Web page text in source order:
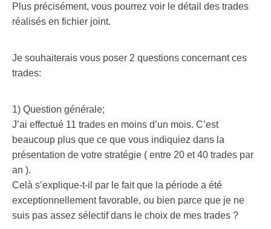
Plus précisément, vous pourrez voir le détail des trades
réalisés en fichier joint.
Je souhaiterais vous poser 2 questions concernant ces
trades:
1) Question générale;
J’ai effectué 11 trades en moins d’un mois. C’est
beaucoup plus que ce que vous indiquiez dans la
présentation de votre stratégie ( entre 20 et 40 trades par
an ).
Celà s’explique-t-il par le fait que la période a été
exceptionnellement favorable, ou bien parce que je ne
suis pas assez sélectif dans le choix de mes trades ?